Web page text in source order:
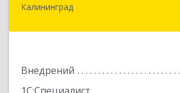
Калининград
Внедрений
236023, Калининградская обл,